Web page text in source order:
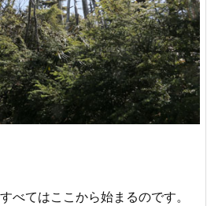
べてはここから始まるのです。